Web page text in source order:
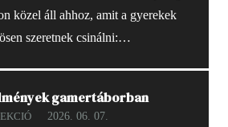
közel áll ahhoz, amit a gyerekek
szeretnek csinálni:…
gamertáborban
2026. 06. 07.